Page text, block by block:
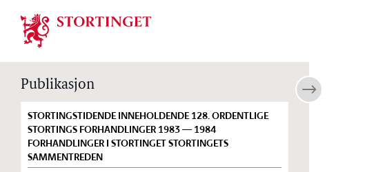
Stortinget.no
Publikasjon
STORTINGSTIDENDE INNEHOLDENDE 128. ORDENTLIGE
STORTINGS FORHANDLINGER 1983 — 1984
FORHANDLINGER I STORTINGET STORTINGETS
SAMMENTREDEN